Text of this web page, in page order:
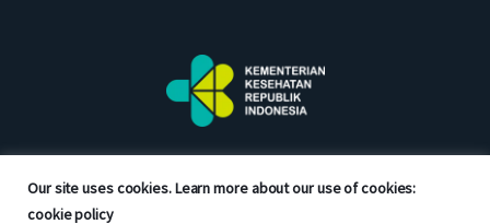
Our site uses cookies. Learn more about our use of cookies:
cookie policy